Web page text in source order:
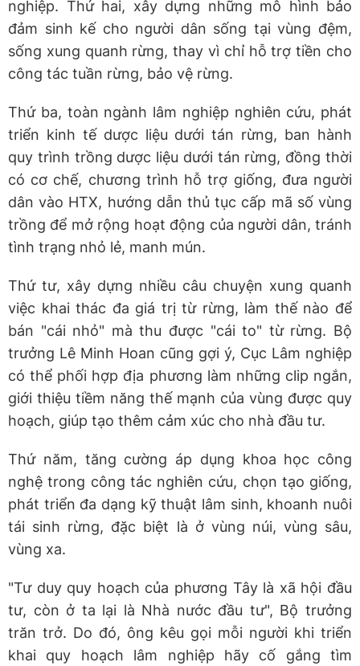
nghiệp. Thứ hai, xây dựng những mô hình bảo
đảm sinh kế cho người dân sống tại vùng đệm,
sống xung quanh rừng, thay vì chỉ hỗ trợ tiền cho
công tác tuần rừng, bảo vệ rừng.
Thứ ba, toàn ngành lâm nghiệp nghiên cứu, phát
triển kinh tế dược liệu dưới tán rừng, ban hành
quy trình trồng dược liệu dưới tán rừng, đồng thời
có cơ chế, chương trình hỗ trợ giống, đưa người
dân vào HTX, hướng dẫn thủ tục cấp mã số vùng
trồng để mở rộng hoạt động của người dân, tránh
tình trạng nhỏ lẻ, manh mún.
Thứ tư, xây dựng nhiều câu chuyện xung quanh
việc khai thác đa giá trị từ rừng, làm thế nào để
bán "cái nhỏ" mà thu được "cái to" từ rừng. Bộ
trưởng Lê Minh Hoan cũng gợi ý, Cục Lâm nghiệp
có thể phối hợp địa phương làm những clip ngắn,
giới thiệu tiềm năng thế mạnh của vùng được quy
hoạch, giúp tạo thêm cảm xúc cho nhà đầu tư.
Thứ năm, tăng cường áp dụng khoa học công
nghệ trong công tác nghiên cứu, chọn tạo giống,
phát triển đa dạng kỹ thuật lâm sinh, khoanh nuôi
tái sinh rừng, đặc biệt là ở vùng núi, vùng sâu,
vùng xa.
"Tư duy quy hoạch của phương Tây là xã hội đầu
tư, còn ở ta lại là Nhà nước đầu tư", Bộ trưởng
trăn trở. Do đó, ông kêu gọi mỗi người khi triển
khai quy hoạch lâm nghiệp hãy cố gắng tìm